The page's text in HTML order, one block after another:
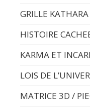
GRILLE KATHARA
HISTOIRE
KARMA ET
LOIS DE
MATRICE 3D /